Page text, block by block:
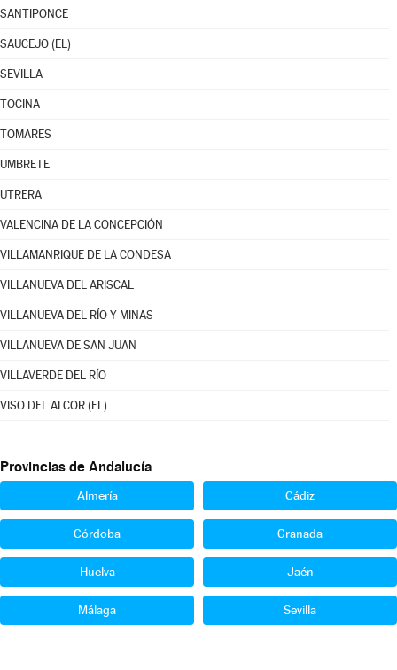
SANTIPONCE
SAUCEJO (EL)
SEVILLA
TOCINA
TOMARES
UMBRETE
UTRERA
VALENCINA DE LA CONCEPCIÓN
VILLAMANRIQUE DE LA CONDESA
VILLANUEVA DEL ARISCAL
VILLANUEVA DEL RÍO Y MINAS
VILLANUEVA DE SAN JUAN
VILLAVERDE DEL RÍO
VISO DEL ALCOR (EL)
Provincias de Andalucía
Almería Cádiz
Córdoba Granada
Huelva Jaén
Málaga Sevilla